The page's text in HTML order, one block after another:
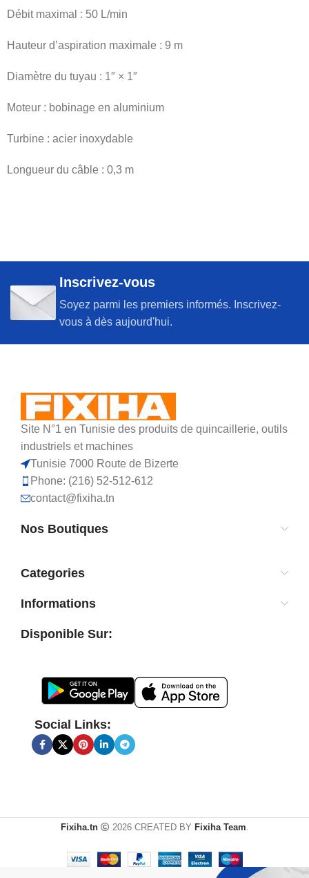
Débit maximal : 50 L/min
Hauteur d’aspiration maximale : 9 m
Diamètre du tuyau : 1″ × 1″
Moteur : bobinage en aluminium
Turbine : acier inoxydable
Longueur du câble : 0,3 m
Inscrivez-vous
Soyez parmi les premiers informés. Inscrivez-
vous à dès aujourd'hui.
Site N°1 en Tunisie des produits de quincaillerie, outils
industriels et machines
Tunisie 7000 Route de Bizerte
Phone: (216) 52-512-612
contact@fixiha.tn
Nos Boutiques
Categories
Informations
Disponible Sur:
Social Links:
Fixiha.tn 2026 CREATED BY Fixiha Team.